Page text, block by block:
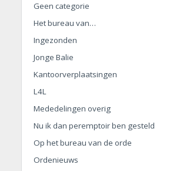
Geen categorie
Het bureau van…
Ingezonden
Jonge Balie
Kantoorverplaatsingen
L4L
Mededelingen overig
Nu ik dan peremptoir ben gesteld
Op het bureau van de orde
Ordenieuws